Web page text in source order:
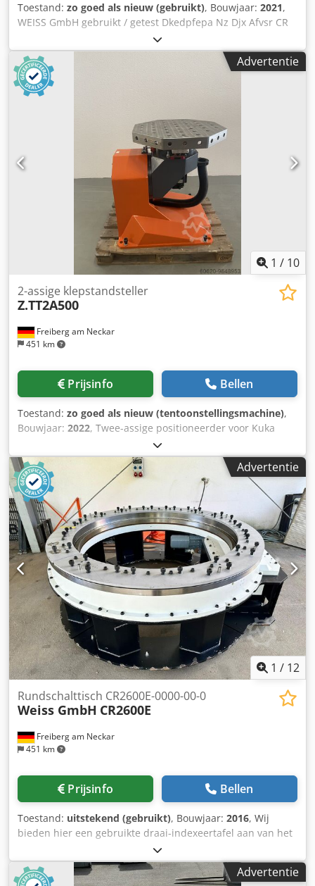
Toestand: zo goed als nieuw (gebruikt), Bouwjaar: 2021,
WEISS GmbH gebruikt / getest Dkedpfepa Nz Djx Afvsr CR
zware tafel met servoversterker B&R 8V1180.00-2 EXTREEM
ZWAAR, VOOR HORIZONTAAL EN VERTICAAL GEBRUIK 585
kg axiale uitloop : 0,02 mm Radiale uitloop : 0,02 mm
Centrale opening : 346 mm Max. dynamische axiale kracht
: 70000 N B&R: 8V1180.00-2 Modulaire mechanische
Geïntegreerde of optioneel externe remweerstand Alle
aansluitingen in insteekbare uitvoering Geïntegreerde
elektronische herstartvergrendeling ACOPOS
servoaandrijving, 3x 400-480 V, 19 A, 9 kW, geïntegreerd
netfilter, remweerstand, tussenkringvoeding en
elektronische veilige herstartblokkering
Advertentie
1 / 10
Freiberg am Neckar
451 km
2-assige klepstandsteller
Z.TT2A500
Prijsinfo Bellen
Toestand: zo goed als nieuw (tentoonstellingsmachine),
Bouwjaar: 2022, Twee-assige positioneerder voor Kuka
industriële robots maximaal draagvermogen 500Kg
positieherhalingsnauwkeurigheid= 0,1mm totale hoogte:
982mm inclinatiebereik: +/- 93 rotatiebereik: onbeperkt
Dksdslhr H Hepfx Afvor Installatiepositie: vloer Nominale
lasstroom (100% inschakelduur) = 500A (60%
inschakelduur) = 600A
Advertentie
1 / 12
Freiberg am Neckar
451 km
Rundschalttisch CR2600E-0000-00-0
Weiss GmbH CR2600E
Prijsinfo Bellen
Toestand: uitstekend (gebruikt), Bouwjaar: 2016, Wij
bieden hier een gebruikte draai-indexeertafel aan van het
merk Weiss. De draaitafel heeft een draagvermogen van
ca. 30 ton en een diameter van ca. 3,5 m en een eigen
gewicht met motor van ca. 6500 kg. De besturing van de
Advertentie